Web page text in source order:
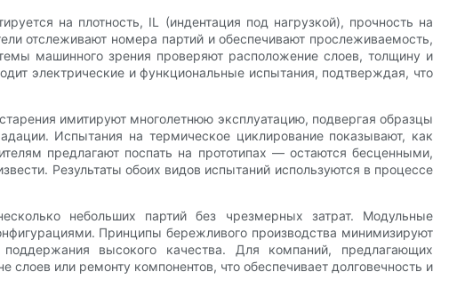
на плотность, IL (индентация под нагрузкой), прочность на
отслеживают номера партий и обеспечивают прослеживаемость,
машинного зрения проверяют расположение слоев, толщину и
электрические и функциональные испытания, подтверждая, что
имитируют многолетнюю эксплуатацию, подвергая образцы
Испытания на термическое циклирование показывают, как
предлагают поспать на прототипах — остаются бесценными,
Результаты обоих видов испытаний используются в процессе
небольших партий без чрезмерных затрат. Модульные
Принципы бережливого производства минимизируют
высокого качества. Для компаний, предлагающих
или ремонту компонентов, что обеспечивает долговечность и